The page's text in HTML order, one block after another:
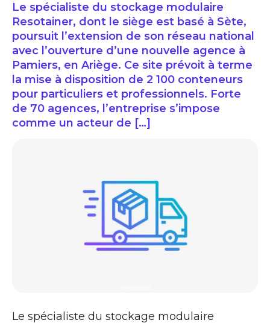
Le spécialiste du stockage modulaire
Resotainer, dont le siège est basé à Sète,
poursuit l’extension de son réseau national
avec l’ouverture d’une nouvelle agence à
Pamiers, en Ariège. Ce site prévoit à terme
la mise à disposition de 2 100 conteneurs
pour particuliers et professionnels. Forte
de 70 agences, l’entreprise s’impose
comme un acteur de […]
Le spécialiste du stockage modulaire